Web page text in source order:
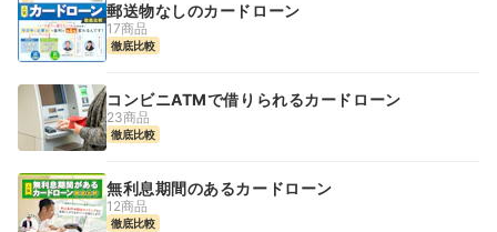
郵送物なしのカードローン
17商品
徹底比較
コンビニATMで借りられるカードローン
23商品
徹底比較
無利息期間のあるカードローン
12商品
徹底比較